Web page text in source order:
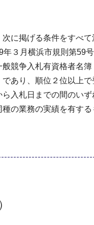
に掲げる条件をすべ
年３月横浜市規則第59
般競争入札有資格者名
あり、順位２位以上
ら入札日までの間のい
の業務の実績を有する